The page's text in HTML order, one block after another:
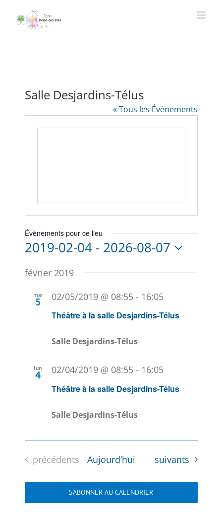
contenu
Salle Desjardins-Télus
« Tous les Évènements
Évènements pour ce lieu
2019-02-04 - 2026-08-07
une
février 2019
mar
5
Théâtre à la salle Desjardins-Télus
02/05/2019 @ 08:55- 16:05
Salle Desjardins-Télus
lun
4
Théâtre à la salle Desjardins-Télus
02/04/2019 @ 08:55- 16:05
Salle Desjardins-Télus
Évènements
précédents Aujourd’hui Évènements
suivants
S’ABONNER AU CALENDRIER